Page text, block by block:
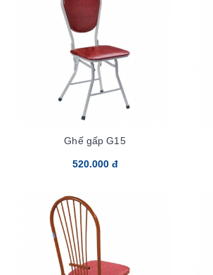
Ghế gấp G15
520.000 đ